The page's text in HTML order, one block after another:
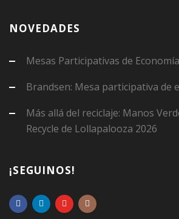
NOVEDADES
Mesas Participativas de
Brandsen: Mesa participativa de
Más allá del reciclaje: Manos
Recycle de Lollapalooza 2026
¡SEGUINOS!